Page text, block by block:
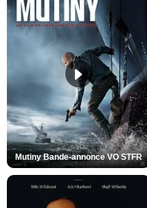
Mutiny Bande-annonce VO STFR